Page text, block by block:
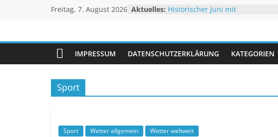
Freitag, 7. August 2026 Aktuelles: Historischer Juni mit
Rheinpegel mit neuen Rekorden
Sturm BERTHA trifft USA
Extremes Niedrigwasser – kaum
Unwetteragentur
powered
Thomas
Sävert
IMPRESSUM DATENSCHUTZERKLÄRUNG KATEGORIEN
Sport
Sport Wetter allgemein Wetter weltweit